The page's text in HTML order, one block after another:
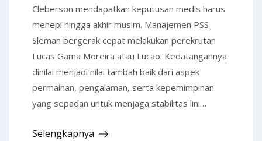
Cleberson mendapatkan keputusan medis harus
menepi hingga akhir musim. Manajemen PSS
Sleman bergerak cepat melakukan perekrutan
Lucas Gama Moreira atau Lucão. Kedatangannya
dinilai menjadi nilai tambah baik dari aspek
permainan, pengalaman, serta kepemimpinan
yang sepadan untuk menjaga stabilitas lini…
Selengkapnya